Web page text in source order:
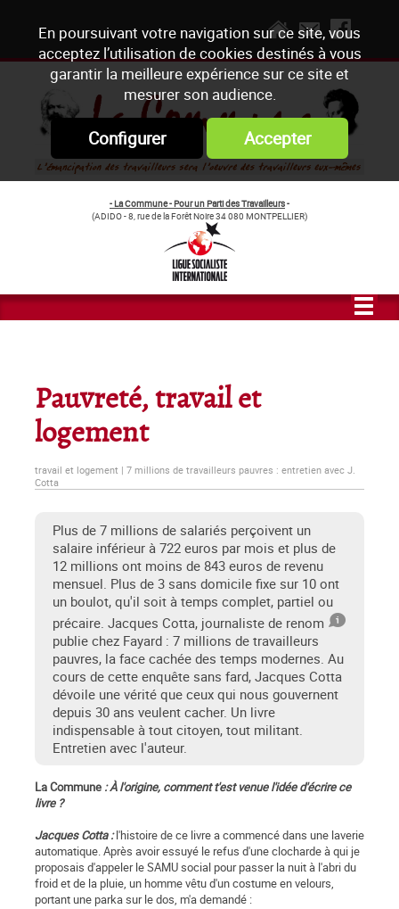
En poursuivant votre navigation sur ce site, vous
acceptez l’utilisation de cookies destinés à vous
garantir la meilleure expérience sur ce site et
mesurer son audience.
Configurer Accepter
- La Commune - Pour un Parti des Travailleurs-
(ADIDO - 8, rue de la Forêt Noire 34 080 MONTPELLIER)
Pauvreté, travail et
logement
travail et logement | 7 millions de travailleurs pauvres : entretien avec J.
Cotta
Plus de 7 millions de salariés perçoivent un
salaire inférieur à 722 euros par mois et plus de
12 millions ont moins de 843 euros de revenu
mensuel. Plus de 3 sans domicile fixe sur 10 ont
un boulot, qu'il soit à temps complet, partiel ou
précaire. Jacques Cotta, journaliste de renom
publie chez Fayard : 7 millions de travailleurs
pauvres, la face cachée des temps modernes. Au
cours de cette enquête sans fard, Jacques Cotta
dévoile une vérité que ceux qui nous gouvernent
depuis 30 ans veulent cacher. Un livre
indispensable à tout citoyen, tout militant.
Entretien avec l'auteur.
La Commune : À l'origine, comment t'est venue l'idée d'écrire ce
livre ?
Jacques Cotta : l'histoire de ce livre a commencé dans une laverie
automatique. Après avoir essuyé le refus d'une clocharde à qui je
proposais d'appeler le SAMU social pour passer la nuit à l'abri du
froid et de la pluie, un homme vêtu d'un costume en velours,
portant une parka sur le dos, m'a demandé :